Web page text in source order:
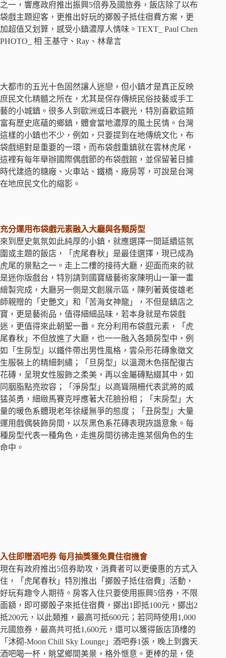
之一，響應政府推出振興5倍券及國旅券，飯店除了以布
袋戲主題迎客，更推出好玩的擲骰子抵住宿費方案，更
加超值又划算，感受小鎮濃厚人情味。TEXT_ Paul Chen
PHOTO_ 相 王基守、Ray、林韋言
大都市的五光十色固然讓人迷戀，但小鎮才是真正反映
庶民文化精髓之所在，尤其是保存傳統民俗技藝或手工
藝的小城鎮。很多人到歐洲或日本觀光，特別喜歡這類
富有歷史底蘊的鄉鎮，體會當地濃厚的風土民情。台灣
這樣的小鎮也不少，例如，只要提到在地傳統文化，布
袋戲絕對是重要的一環，而布袋戲重鎮就在雲林虎尾，
這裡有每年舉辦國際偶戲節的布袋戲館，並保留著日據
時代建造的糖廠、火車站、鐵橋、廠房等，可說是台灣
在地庶民文化的縮影。
充分運用布袋戲元素融入大廳與各類房型
來到歷史氣氛如此純厚的小鎮，就應選擇一間延續這氛
圍或主題的飯店，「虎尾春秋」是最佳選擇，現已成為
虎尾的景點之一。走上二樓的接待大廳，迎面而來的就
是迷你版戲台，特別請到國寶級藝術家陳明山一筆一畫
繪製完成，大廳另一側是文創展示區，陳列著黃俊雄老
師親贈的「史艷文」和「苦海女神龍」，不但是鎮店之
寶，更是藝術品，值得細細品味，若本身就是布袋戲
迷，更值得來此朝聖一番。充分利用布袋戲元素，「虎
尾春秋」不但放進了大廳，也一一融入各類房型中，例
如「生房型」以鐵件帶出男性風格，雲朵形花磚象徵文
生服裝上的精細刺繡；「旦房型」以溫潤木色搭配復古
花磚，呈現女性服飾之柔美，再以金屬磚點綴其中，如
同胭脂點亮妝容；「淨房型」以高聳隔柵代表武將的威
猛英勇，細緻馬賽克呼應著大花臉扮相；「末房型」大
量的暖色系體現老年徐緩無爭的態度；「丑房型」大量
運用戲偶裝飾房間，以灰黑色系花磚表現詼諧意象。每
種房型代表一種角色，走進房間彷彿走進某個角色的生
命中。
入住即贈酒吧券 每月抽獎獲免費住宿機會
現在有政府推出5倍券助攻，消費者可以更優惠的方式入
住，「虎尾春秋」特別推出「擲骰子抵住宿費」活動，
好玩有趣令人期待。房客入住只要使用振興5倍券，不限
面額，即可擲骰子來抵住宿費，擲出1即抵100元，擲出2
抵200元，以此類推，最高可抵600元；若同時使用1,000
元國旅券，最高共可抵1,600元，還可以獲得飯店頂樓的
「沐砌-Moon Chill Sky Lounge」酒吧券1張，晚上到露天
酒吧喝一杯，眺望鄉間美景，格外愜意。更棒的是，使